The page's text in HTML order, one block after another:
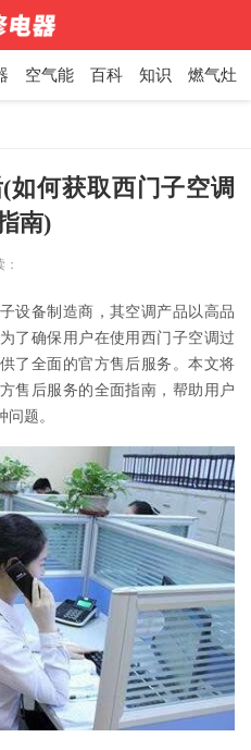
空气能 百科 知识 燃气灶
如何获取西门子空调
南)
设备制造商，其空调产品以高品
了确保用户在使用西门子空调过
了全面的官方售后服务。本文将
售后服务的全面指南，帮助用户
题。